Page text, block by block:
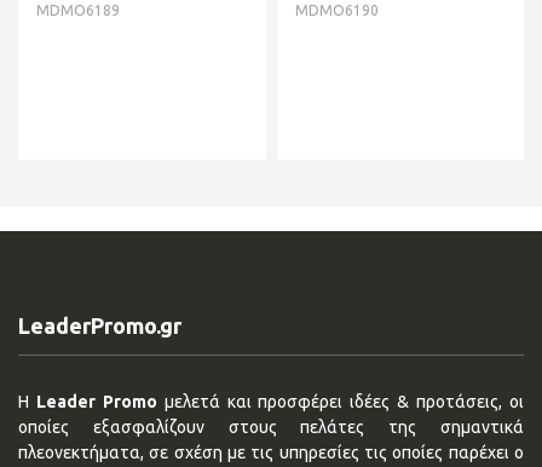
MDMO6189 MDMO6190
LeaderPromo.gr
Η Leader Promo μελετά και προσφέρει ιδέες & προτάσεις, οι
οποίες εξασφαλίζουν στους πελάτες της σημαντικά
πλεονεκτήματα, σε σχέση με τις υπηρεσίες τις οποίες παρέχει ο